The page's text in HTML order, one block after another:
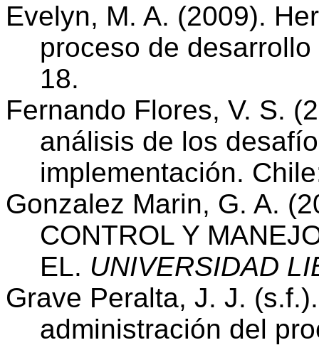
Evelyn, M. A. (2009).
proceso de
18.
Fernando Flores, V. S.
análisis de los
implementación.
Gonzalez Marin, G. A.
CONTROL Y
EL. UNIVERSIDAD
Grave Peralta, J. J.
administración del